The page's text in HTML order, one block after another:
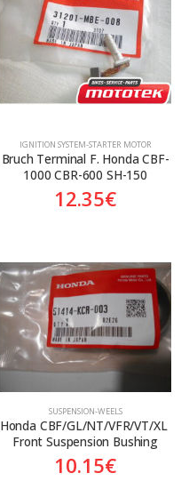
ΙGNITION SYSTEM-STARTER MOTOR
Bruch Terminal F. Honda CBF-
1000 CBR-600 SH-150
12.35€
SUSPENSION-WEELS
Honda CBF/GL/NT/VFR/VT/XL
Front Suspension Bushing
10.15€